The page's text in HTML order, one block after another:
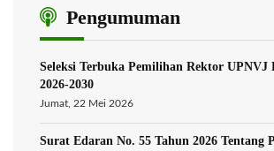
Pengumuman
Seleksi Terbuka Pemilihan Rektor UPNVJ
2026-2030
Jumat, 22 Mei 2026
Surat Edaran No. 55 Tahun 2026 Tentang